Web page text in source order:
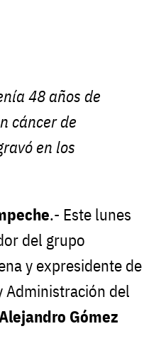
48 años de
cáncer de
en los
.- Este lunes
del grupo
y expresidente de
Administración del
Gómez